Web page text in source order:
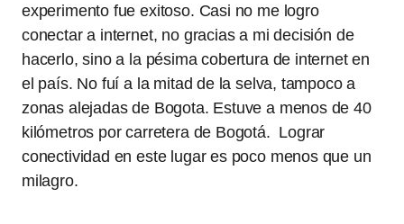
experimento fue exitoso. Casi no me logro
conectar a internet, no gracias a mi decisión de
hacerlo, sino a la pésima cobertura de internet en
el país. No fuí a la mitad de la selva, tampoco a
zonas alejadas de Bogota. Estuve a menos de 40
kilómetros por carretera de Bogotá. Lograr
conectividad en este lugar es poco menos que un
milagro.